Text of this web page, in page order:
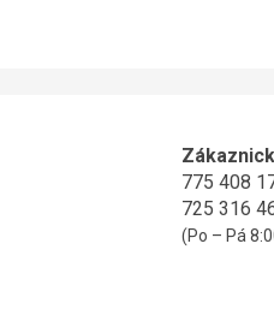
775 408
725 316
(Po – Pá